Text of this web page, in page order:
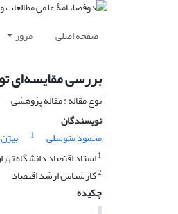
صفحه اصلی مرور
بررسی مقایسه‌‌ای
نوع مقاله : مقاله پژوهشی
نویسندگان
محمود متوسلی
1
1استاد اقتصاد دانشگاه
2کارشناس ارشد اقتصاد
چکیده